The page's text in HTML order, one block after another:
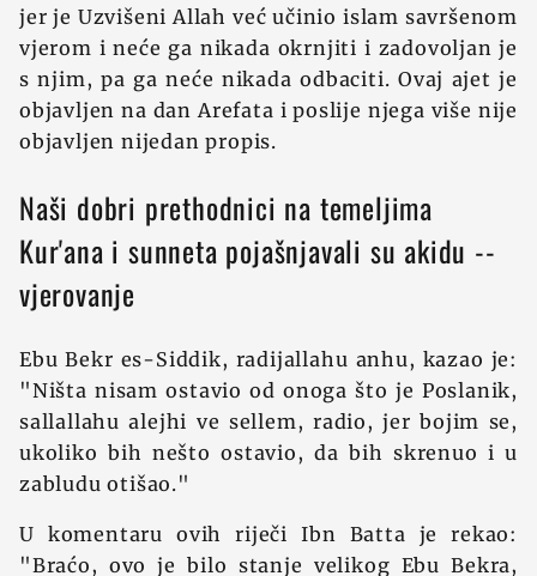
jer je Uzvišeni Allah već učinio islam savršenom
vjerom i neće ga nikada okrnjiti i zadovoljan je
s njim, pa ga neće nikada odbaciti. Ovaj ajet je
objavljen na dan Arefata i poslije njega više nije
objavljen nijedan propis.
Naši dobri prethodnici na temeljima
Kur'ana i sunneta pojašnjavali su akidu --
vjerovanje
Ebu Bekr es-Siddik, radijallahu anhu, kazao je:
"Ništa nisam ostavio od onoga što je Poslanik,
sallallahu alejhi ve sellem, radio, jer bojim se,
ukoliko bih nešto ostavio, da bih skrenuo i u
zabludu otišao."
U komentaru ovih riječi Ibn Batta je rekao:
"Braćo, ovo je bilo stanje velikog Ebu Bekra,